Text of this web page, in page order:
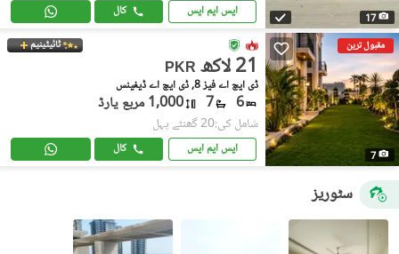
17 ایس ایم ایس کال
مقبول ترین
7
ٹائیٹینیم
PKR 21 لاکھ
ڈی ایچ اے فیز 8, ڈی ایچ اے ڈیفینس
6
7 1,000 مربع یارڈ
شامل کی:20 گھنٹے پہل
ایس ایم ایس کال
سٹوریز